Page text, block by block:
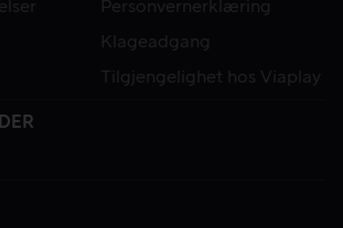
Personvernerklæring
Klageadgang
Tilgjengelighet hos Viaplay